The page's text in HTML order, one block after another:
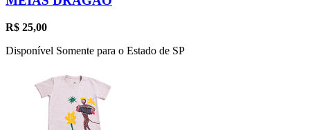
R$ 25,00
Disponível Somente para o Estado de SP